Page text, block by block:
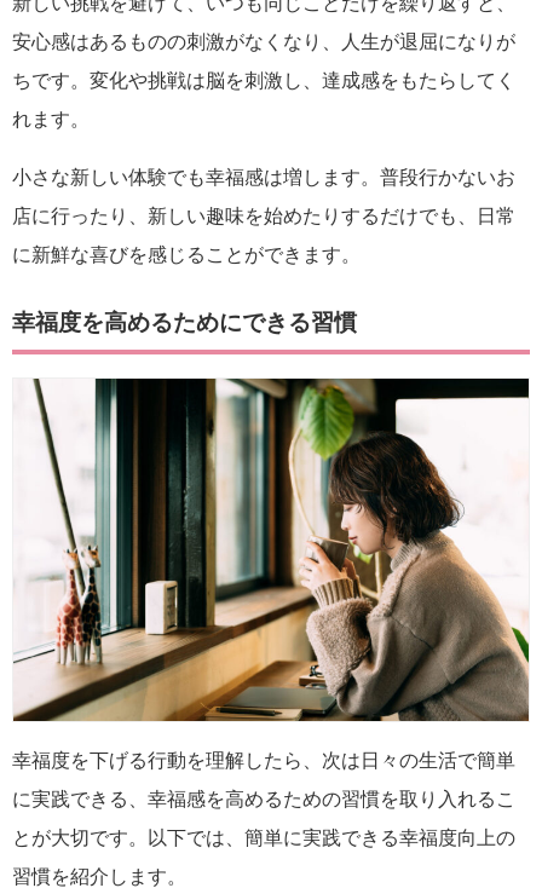
安心感はあるものの刺激がなくなり、人生が退屈になりが
ちです。変化や挑戦は脳を刺激し、達成感をもたらしてく
れます。
小さな新しい体験でも幸福感は増します。普段行かないお
店に行ったり、新しい趣味を始めたりするだけでも、日常
に新鮮な喜びを感じることができます。
幸福度を高めるためにできる習慣
幸福度を下げる行動を理解したら、次は日々の生活で簡単
に実践できる、幸福感を高めるための習慣を取り入れるこ
とが大切です。以下では、簡単に実践できる幸福度向上の
習慣を紹介します。